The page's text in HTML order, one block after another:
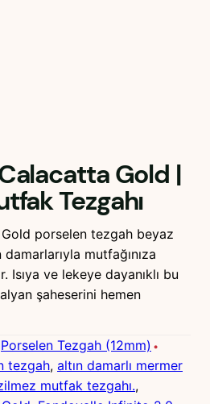
Gold |
Tezgahı
porselen tezgah beyaz
mutfağınıza
ve lekeye dayanıklı bu
şaheserini hemen
Porselen Tezgah (12mm)
tezgah, altın damarlı mermer
mutfak tezgahı.